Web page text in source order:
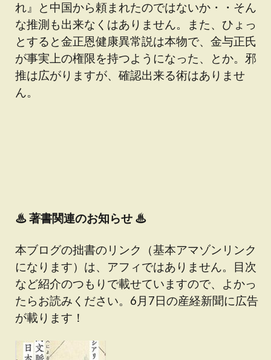
れ』と中国から頼まれたのではないか・・そん
な推測も出来なくはありません。また、ひょっ
とすると金正恩健康異常説は本物で、金与正氏
が事実上の権限を持つようになった、とか。邪
推は広がりますが、確認出来る術はありませ
ん。
♨著書関連のお知らせ ♨
本ブログの拙書のリンク（基本アマゾンリンク
になります）は、アフィではありません。目次
など紹介のつもりで載せていますので、よかっ
たらお読みください。6月7日の産経新聞に広告
が載ります！